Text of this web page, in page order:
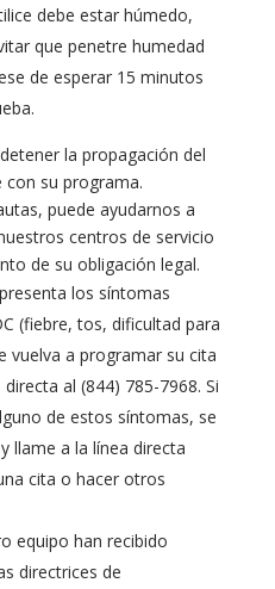
debe estar húmedo,
que penetre humedad
de esperar 15 minutos
la propagación del
su programa.
puede ayudarnos a
centros de servicio
de su obligación legal.
los síntomas
(fiebre, tos, dificultad para
vuelva a programar su cita
al (844) 785-7968. Si
de estos síntomas, se
llame a la línea directa
cita o hacer otros
equipo han recibido
directrices de